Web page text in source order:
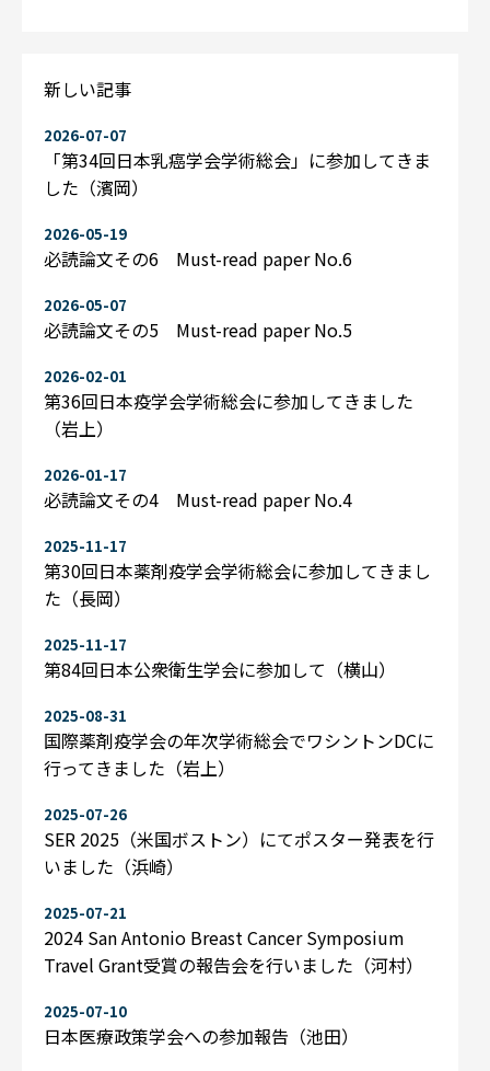
新しい記事
2026-07-07
「第34回日本乳癌学会学術総会」に参加してきま
した（濱岡）
2026-05-19
必読論文その6 Must-read paper No.6
2026-05-07
必読論文その5 Must-read paper No.5
2026-02-01
第36回日本疫学会学術総会に参加してきました
（岩上）
2026-01-17
必読論文その4 Must-read paper No.4
2025-11-17
第30回日本薬剤疫学会学術総会に参加してきまし
た（長岡）
2025-11-17
第84回日本公衆衛生学会に参加して（横山）
2025-08-31
国際薬剤疫学会の年次学術総会でワシントンDCに
行ってきました（岩上）
2025-07-26
SER 2025（米国ボストン）にてポスター発表を行
いました（浜崎）
2025-07-21
2024 San Antonio Breast Cancer Symposium
Travel Grant受賞の報告会を行いました（河村）
2025-07-10
日本医療政策学会への参加報告（池田）